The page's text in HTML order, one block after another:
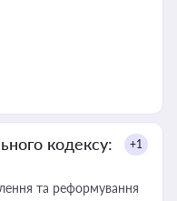
кодексу:
+1
та реформування